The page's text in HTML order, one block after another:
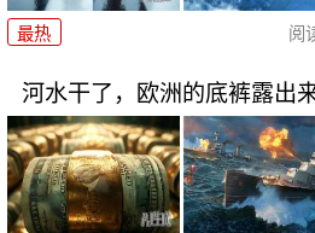
最热 阅
河水干了，欧洲的底裤露出